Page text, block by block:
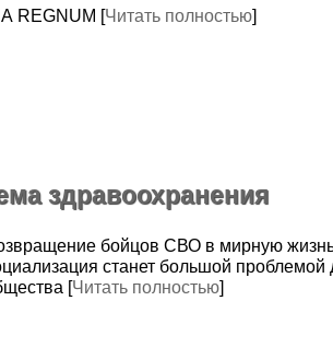
REGNUM [Читать полностью]
здравоохранения
бойцов СВО в мирную
станет большой проблемой
[Читать полностью]